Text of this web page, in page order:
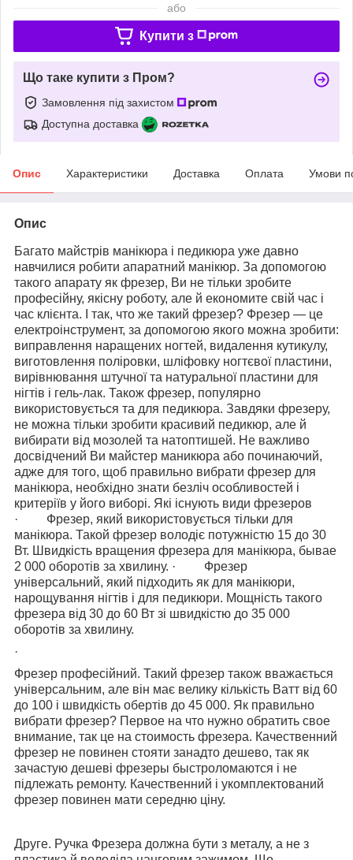
або
Купити з
Що таке купити з Пром?
Замовлення під захистом
Доступна доставка
Опис Характеристики Доставка Оплата Умови
Опис
Багато майстрів манікюра і педикюра уже давно
навчилися робити апаратний манікюр. За допомогою
такого апарату як фрезер, Ви не тільки зробите
професійну, якісну роботу, але й економите свій час і
час клієнта. І так, что же такий фрезер? Фрезер — це
електроінструмент, за допомогою якого можна зробити:
виправлення наращених ногтей, видалення кутикулу,
виготовлення поліровки, шліфовку ногтєвої пластини,
вирівнювання штучної та натуральної пластини для
нігтів і гель-лак. Також фрезер, популярно
використовується та для педикюра. Завдяки фрезеру,
не можна тільки зробити красивий педикюр, але й
вибирати від мозолей та натоптишей. Не важливо
досвідчений Ви майстер маникюра або починаючий,
адже для того, щоб правильно вибрати фрезер для
манікюра, необхідно знати безліч особливостей і
критеріїв у його виборі. Які існують види фрезеров
· Фрезер, який використовується тільки для
манікюра. Такой фрезер володіє потужністю 15 до 30
Вт. Швидкість вращения фрезера для манікюра, бывае
2 000 оборотів за хвилину. · Фрезер
універсальний, який підходить як для манікюри,
нарощування нігтів і для педикюри. Мощність такого
фрезера від 30 до 60 Вт зі швидкістю до 35 000
оборотів за хвилину.
·
Фрезер професійний. Такий фрезер також вважається
універсальним, але він має велику кількість Ватт від 60
до 100 і швидкість обертів до 45 000. Як правильно
вибрати фрезер? Первое на что нужно обратить свое
внимание, так це на стоимость фрезера. Качественний
фрезер не повинен стояти занадто дешево, так як
зачастую дешеві фрезеры быстроломаются і не
підлежать ремонту. Качественний і укомплектований
фрезер повинен мати середню ціну.
Друге. Ручка Фрезера должна бути з металу, а не з